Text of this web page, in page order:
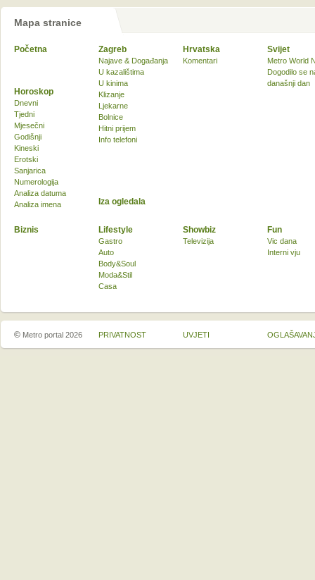
Mapa stranice
Početna Zagreb
Najave & Događanja
U kazalištima
U kinima
Klizanje
Ljekarne
Bolnice
Hitni prijem
Info telefoni
Hrvatska
Komentari
Svijet
Metro World
Dogodilo se
današnji dan
Biznis Lifestyle
Gastro
Auto
Body&Soul
Moda&Stil
Casa
Showbiz
Televizija
Fun
Vic dana
Interni vju
Horoskop
Dnevni
Tjedni
Mjesečni
Godišnji
Kineski
Erotski
Sanjarica
Numerologija
Analiza datuma
Analiza imena
Iza ogledala
© Metro portal 2026 PRIVATNOST UVJETI